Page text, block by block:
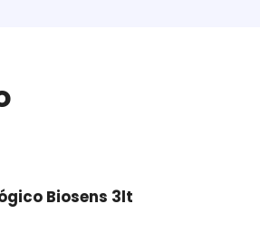
Biosens 3lt